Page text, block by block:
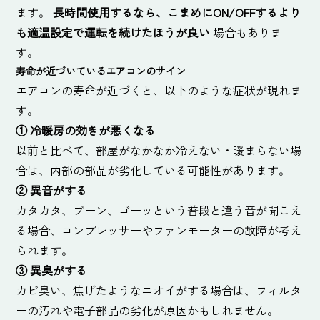
ます。長時間使用するなら、こまめにON/OFFするより
も適温設定で運転を続けたほうが良い 場合もありま
す。
寿命が近づいているエアコンのサイン
エアコンの寿命が近づくと、以下のような症状が現れま
す。
①冷暖房の効きが悪くなる
以前と比べて、部屋がなかなか冷えない・暖まらない場
合は、内部の部品が劣化している可能性があります。
②異音がする
カタカタ、ブーン、ゴーッという普段と違う音が聞こえ
る場合、コンプレッサーやファンモーターの故障が考え
られます。
③異臭がする
カビ臭い、焦げたようなニオイがする場合は、フィルタ
ーの汚れや電子部品の劣化が原因かもしれません。